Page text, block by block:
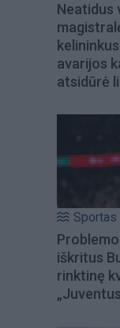
Neatidus
avarijos
atsidūrė
Sportas
iškritus
rinktinę